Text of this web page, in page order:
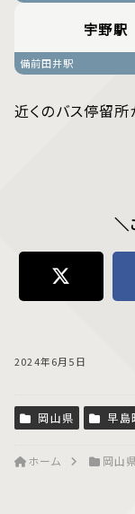
宇野駅
備前田井駅
近くのバス停留所
＼
2024年6月5日
岡山県 早島
ホーム 岡山